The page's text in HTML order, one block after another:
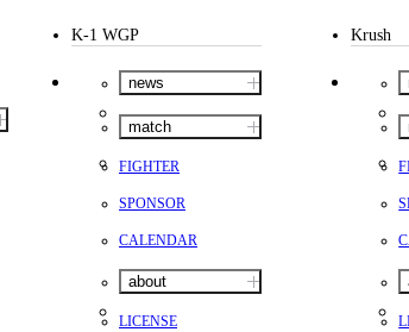
K-1 WGP
news
match
FIGHTER
SPONSOR
CALENDAR
about
LICENSE
Krush